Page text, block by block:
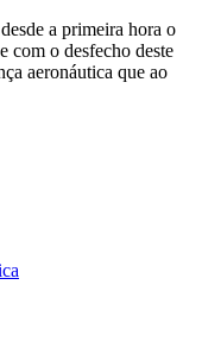
a primeira hora o
com o desfecho deste
aeronáutica que ao